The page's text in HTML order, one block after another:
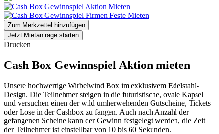
Zum Merkzettel hinzufügen
Jetzt Mietanfrage starten
Drucken
Cash Box Gewinnspiel Aktion mieten
Unsere hochwertige Wirbelwind Box im exklusivem Edelstahl-
Design. Die Teilnehmer steigen in die futuristische, ovale Kapsel
und versuchen einen der wild umherwehenden Gutscheine, Tickets
oder Lose in der Cashbox zu fangen. Auch nach Anzahl der
gefangenen Scheine kann der Gewinn festgelegt werden, die Zeit
der Teilnehmer ist einstellbar von 10 bis 60 Sekunden.